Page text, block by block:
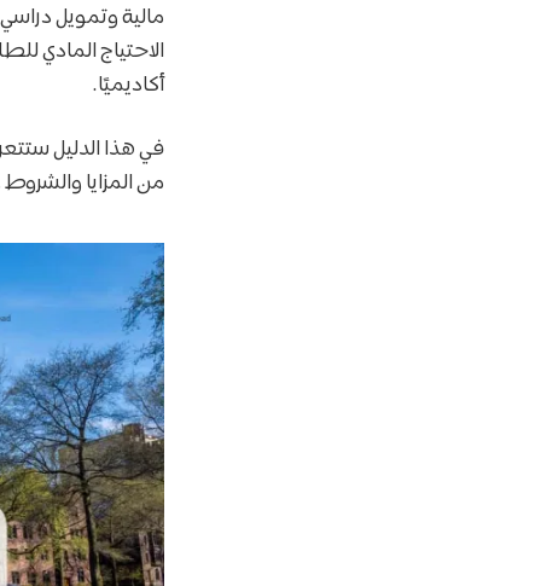
مالية وتمويل
الاحتياج المادي
أكاديميًا.
من المزايا